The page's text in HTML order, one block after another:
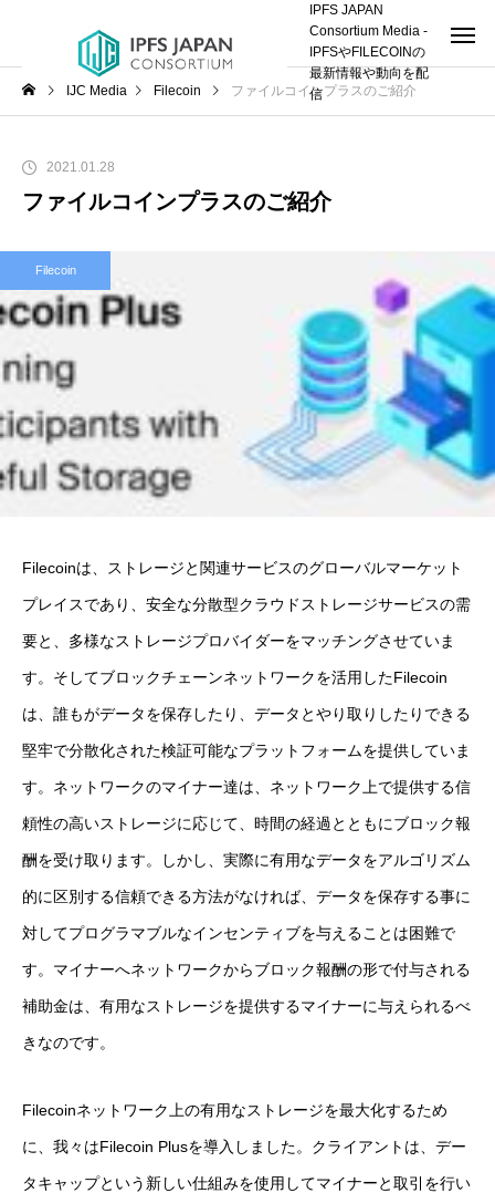
IPFS JAPAN
Consortium Media -
IPFSやFILECOINの
最新情報や動向を配
信
IJC Media Filecoin ファイルコインプラスのご紹介
2021.01.28
ファイルコインプラスのご紹介
Filecoin
Filecoinは、ストレージと関連サービスのグローバルマーケット
プレイスであり、安全な分散型クラウドストレージサービスの需
要と、多様なストレージプロバイダーをマッチングさせていま
す。そしてブロックチェーンネットワークを活用したFilecoin
は、誰もがデータを保存したり、データとやり取りしたりできる
堅牢で分散化された検証可能なプラットフォームを提供していま
す。ネットワークのマイナー達は、ネットワーク上で提供する信
頼性の高いストレージに応じて、時間の経過とともにブロック報
酬を受け取ります。しかし、実際に有用なデータをアルゴリズム
的に区別する信頼できる方法がなければ、データを保存する事に
対してプログラマブルなインセンティブを与えることは困難で
す。マイナーへネットワークからブロック報酬の形で付与される
補助金は、有用なストレージを提供するマイナーに与えられるべ
きなのです。
Filecoinネットワーク上の有用なストレージを最大化するため
に、我々はFilecoin Plusを導入しました。クライアントは、デー
タキャップという新しい仕組みを使用してマイナーと取引を行い